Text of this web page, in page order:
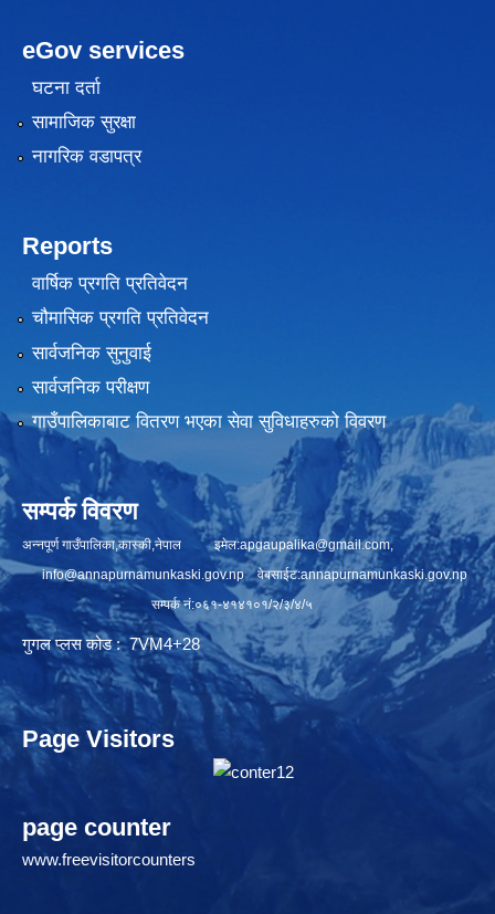
eGov services
घटना दर्ता
सामाजिक सुरक्षा
नागरिक वडापत्र
Reports
वार्षिक प्रगति प्रतिवेदन
चौमासिक प्रगति प्रतिवेदन
सार्वजनिक सुनुवाई
सार्वजनिक परीक्षण
गाउँपालिकाबाट वितरण भएका सेवा सुविधाहरुको विवरण
सम्पर्क विवरण
अन्नपूर्ण गाउँपालिका,कास्की,नेपाल इमेल:apgaupalika@gmail.com,
info@annapurnamunkaski.gov.npवेबसाईट:annapurnamunkaski.gov.np
सम्पर्क नं:०६१-४१४१०१/२/३/४/५
गुगल प्लस कोड : 7VM4+28
Page Visitors
page counter
www.freevisitorcounters